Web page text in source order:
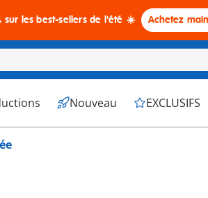
sur les best-sellers de l'été ☀️ Achetez
Nouveau EXCLUSIFS